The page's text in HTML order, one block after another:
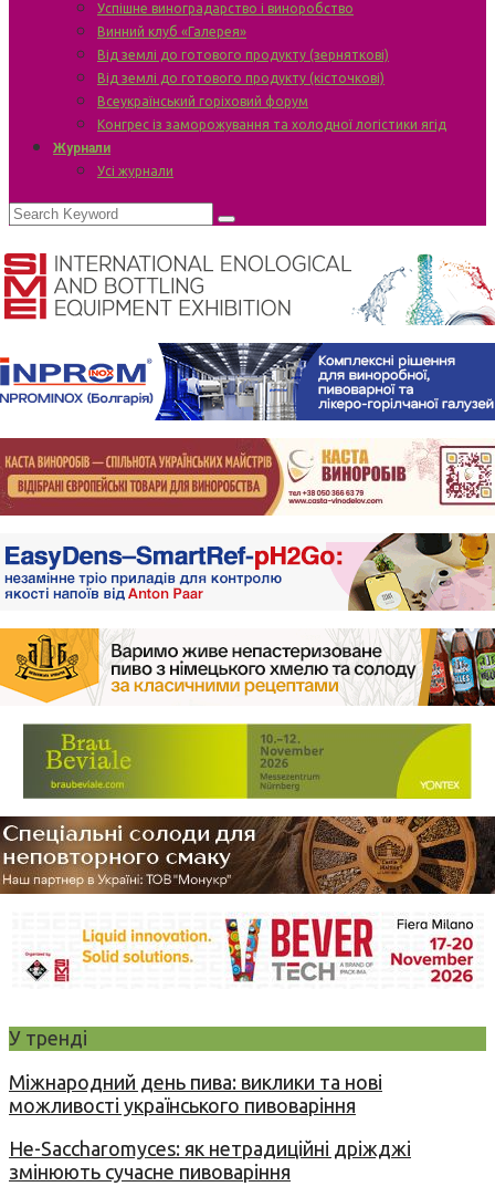
Успішне виноградарство і виноробство
Винний клуб «Галерея»
Від землі до готового продукту (зерняткові)
Від землі до готового продукту (кісточкові)
Всеукраїнський горіховий форум
Конгрес із заморожування та холодної логістики ягід
Журнали
Усі журнали
У тренді
Міжнародний день пива: виклики та нові
можливості українського пивоваріння
Не-Saccharomyces: як нетрадиційні дріжджі
змінюють сучасне пивоваріння